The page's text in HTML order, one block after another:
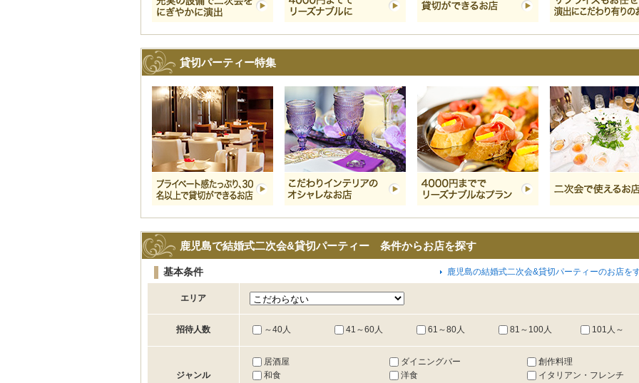
貸切パーティー特集
鹿児島で結婚式二次会&貸切パーティー 条件からお店を探す
基本条件 鹿児島の結婚式二次会&貸切パーティーのお店を
エリア
招待人数 ～40人 41～60人 61～80人 81～100人 101人～
ジャンル
居酒屋 ダイニングバー
創作料理
和食
洋食
イタリアン・フレンチ